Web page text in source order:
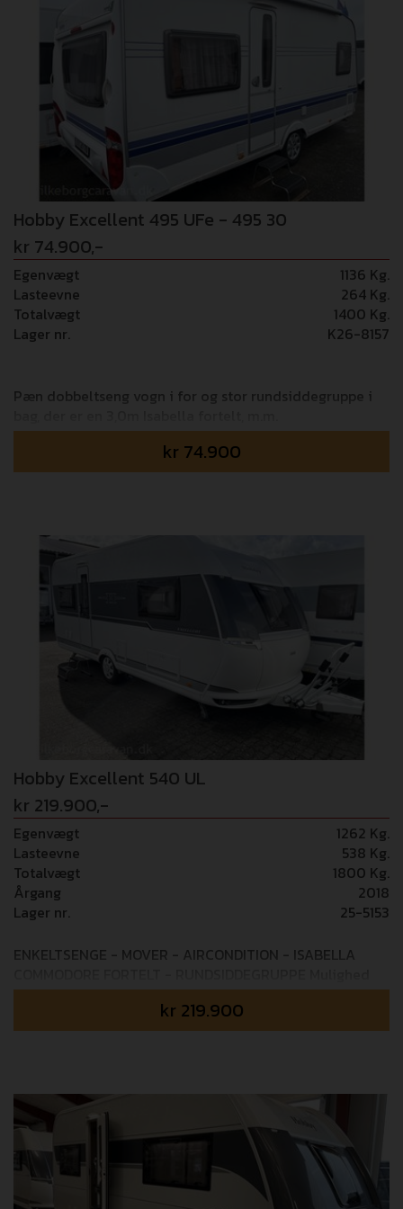
Sengeudvidelse til enkeltsenge med ekstra hynde -
Gulvtæppe "Hobby" - Opvejning til 1.500 kg - Ekstra USB
opstilling/billede materialer.
Hobby Excellent 495 UFe - 495 30
kr 74.900,-
Egenvægt
1136 Kg.
Lasteevne
264 Kg.
Totalvægt
1400 Kg.
Lager nr.
K26-8157
Pæn dobbeltseng vogn i for og stor rundsiddegruppe i
kr 74.900
Hobby Excellent 540 UL
kr 219.900,-
Egenvægt
1262 Kg.
Lasteevne
538 Kg.
Totalvægt
1800 Kg.
Årgang
2018
Lager nr.
25-5153
ENKELTSENGE - MOVER - AIRCONDITION - ISABELLA
for tilkøb af 24 mdr GOSafe garanti - 6.995,- Mulighed
for tilkøb af 36 mdr GOSafe garanti - 8.995,-
kr 219.900